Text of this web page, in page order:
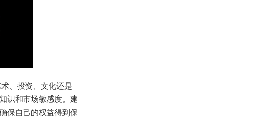
、投资、文化还是
识和市场敏感度。建
保自己的权益得到保